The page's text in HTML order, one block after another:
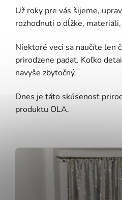
Už roky pre vás šijeme,
rozhodnutí o dĺžke,
Niektoré veci sa naučíte len
prirodzene padať. Koľko
navyše zbytočný.
Dnes je táto skúsenosť
produktu OLA.